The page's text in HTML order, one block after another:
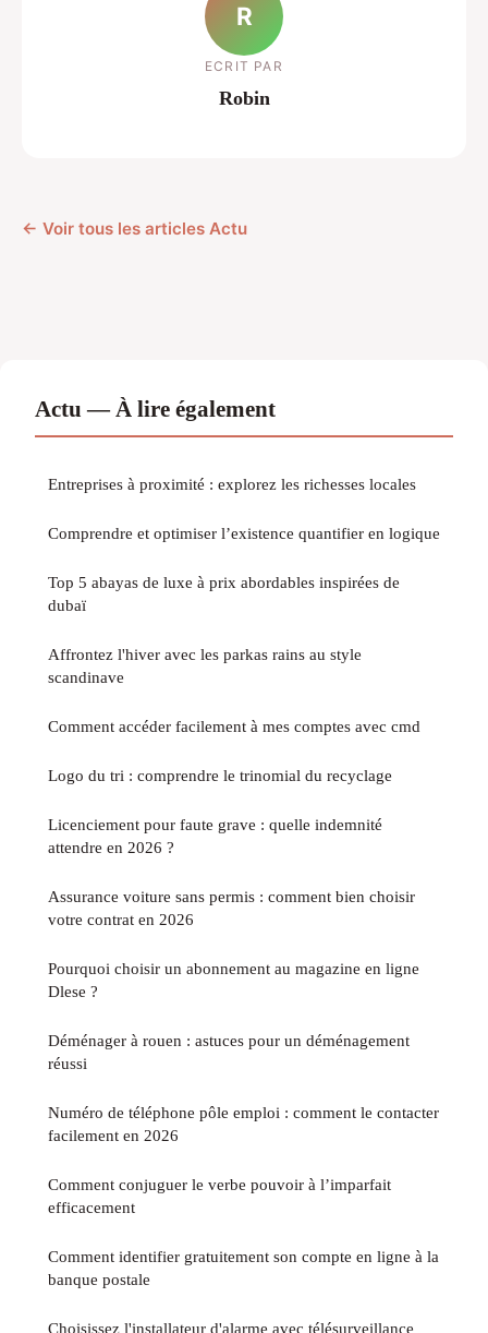
R
ECRIT PAR
Robin
← Voir tous les articles Actu
Actu — À lire également
Entreprises à proximité : explorez les richesses locales
Comprendre et optimiser l’existence quantifier en logique
Top 5 abayas de luxe à prix abordables inspirées de
dubaï
Affrontez l'hiver avec les parkas rains au style
scandinave
Comment accéder facilement à mes comptes avec cmd
Logo du tri : comprendre le trinomial du recyclage
Licenciement pour faute grave : quelle indemnité
attendre en 2026 ?
Assurance voiture sans permis : comment bien choisir
votre contrat en 2026
Pourquoi choisir un abonnement au magazine en ligne
Dlese ?
Déménager à rouen : astuces pour un déménagement
réussi
Numéro de téléphone pôle emploi : comment le contacter
facilement en 2026
Comment conjuguer le verbe pouvoir à l’imparfait
efficacement
Comment identifier gratuitement son compte en ligne à la
banque postale
Choisissez l'installateur d'alarme avec télésurveillance